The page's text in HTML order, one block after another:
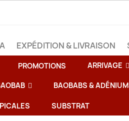
EXPÉDITION & LIVRAISON
PROMOTIONS ARRIVAGE
BAOBABS &
SUBSTRAT